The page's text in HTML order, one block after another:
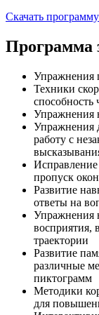
Скачать
Программа
Упражнения
Техники
способность
Упражнения
Упражнения
работу с
пропуск
Развитие
ответы на
Упражнения
восприятия,
траектории
Развитие
различные
пиктограмм
Методики
для